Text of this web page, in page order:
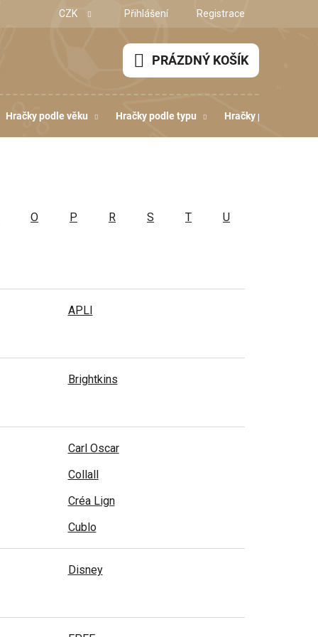
CZK Přihlášení Registrace
NÁKUPNÍ
KOŠÍK
PRÁZDNÝ KOŠÍK
Hračky podle věku Hračky podle typu Hračky podle
O P R S T U
APLI
Brightkins
Carl Oscar
Collall
Créa Lign
Cublo
Disney